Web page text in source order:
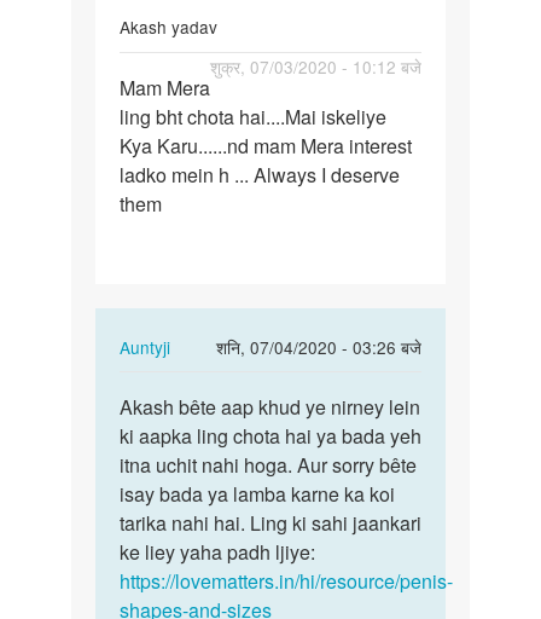
Akash yadav
शुक्र, 07/03/2020 - 10:12 बजे
Mam
Mera
ling
bht
chota
Mam Mera
ling bht chota hai....Mai iskeliye
Kya Karu......nd mam Mera interest
ladko mein h ... Always I deserve
them
Auntyji
शनि, 07/04/2020 - 03:26 बजे
In
to
Mam
Mera
ling
bht
chota
hai…
by
Akash
bête
aap
khud
ye…
Akash bête aap khud ye nirney lein
ki aapka ling chota hai ya bada yeh
itna uchit nahi hoga. Aur sorry bête
isay bada ya lamba karne ka koi
tarika nahi hai. Ling ki sahi jaankari
ke liey yaha padh ljiye:
https://lovematters.in/hi/resource/penis-
shapes-and-sizes